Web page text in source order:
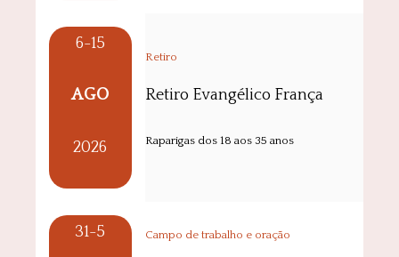
6-15
AGO
2026
Retiro
Retiro Evangélico França
Raparigas dos 18 aos 35 anos
31-5 Campo de trabalho e oração